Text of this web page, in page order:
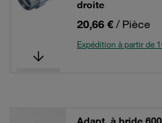
droite
20,66 € / Pièce
Expédition à partir de